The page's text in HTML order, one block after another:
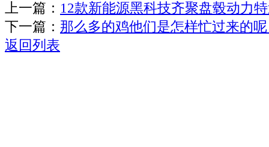
上一篇： 12款新能源黑科技齐聚盘毂动力
下一篇： 那么多的鸡他们是怎样忙过来的
返回列表